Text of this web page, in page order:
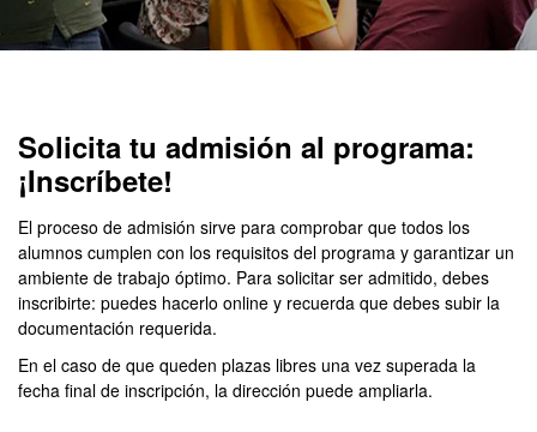
Solicita tu admisión al programa:
¡Inscríbete!
El proceso de admisión sirve para comprobar que todos los
alumnos cumplen con los requisitos del programa y garantizar un
ambiente de trabajo óptimo. Para solicitar ser admitido, debes
inscribirte: puedes hacerlo online y recuerda que debes subir la
documentación requerida.
En el caso de que queden plazas libres una vez superada la
fecha final de inscripción, la dirección puede ampliarla.